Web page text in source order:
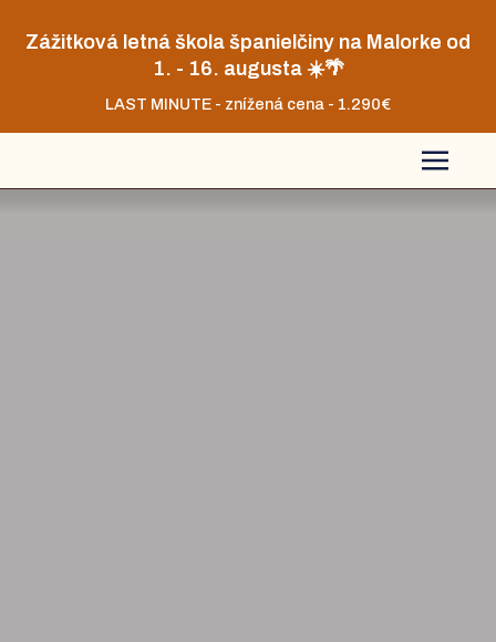
Zážitková letná škola španielčiny na Malorke od
1. - 16. augusta ☀️🌴
LAST MINUTE - znížená cena - 1.290€